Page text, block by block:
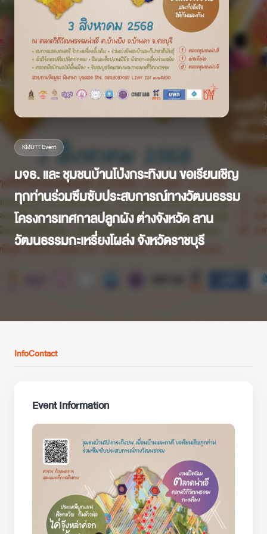
KMUTT Event
มจธ. และ ชุมชนบ้านโป่งกระทิงบน ขอเรียนเชิญ
ทุกท่านร่วมซึมซับประสบการณ์ทางวัฒนธรรม
โครงการเทศกาลปลูกผัง ต่างจังหวัด ลาน
วัฒนธรรมกะเหรี่ยงโผล่ง จังหวัดราชบุรี
InfoContact
Event Information